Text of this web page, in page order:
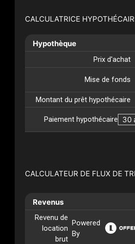
CALCULATRICE
Hypothèque
Prix d'achat
Mise de fonds
Montant du prêt hypothécaire
Paiement hypothécaire
CALCULATEUR DE FLUX DE
Revenus
Revenu de
location
brut
Powered
By